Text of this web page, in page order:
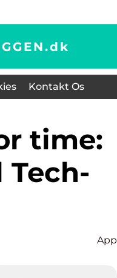
dk
Kontakt Os
App